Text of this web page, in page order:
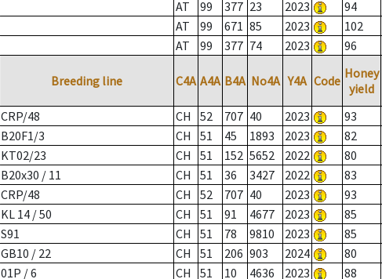
AT 99 377 23 2023 94
AT 99 671 85 2023 102
AT 99 377 74 2023 96
Breeding line C4A A4A B4A No4A Y4A Code Honey
yield
CRP/48 CH 52 707 40 2023 93
B20F1/3 CH 51 45 1893 2023 82
KT02/23 CH 51 152 5652 2022 80
B20x30 / 11 CH 51 36 3427 2022 83
CRP/48 CH 52 707 40 2023 93
KL 14 / 50 CH 51 91 4677 2023 85
S91 CH 51 78 9810 2023 85
GB10 / 22 CH 51 206 903 2024 80
01P / 6 CH 51 10 4636 2023 88